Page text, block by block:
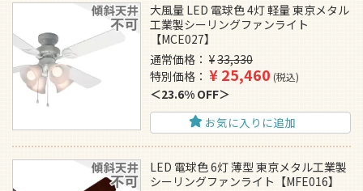
大風量 LED 電球色 4灯 軽量 東京メタル
工業製シーリングファンライト
【MCE027】
通常価格
¥33,330
特別価格
¥25,460 税込
23.6% OFF
お気に入りに追加
LED 電球色 6灯 薄型 東京メタル工業製
シーリングファンライト【MFE016】